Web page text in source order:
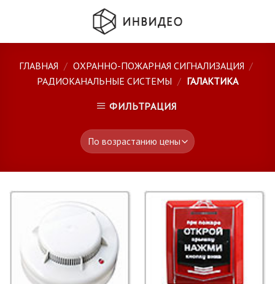
ГЛАВНАЯ / ОХРАННО-ПОЖАРНАЯ СИГНАЛИЗАЦИЯ /
РАДИОКАНАЛЬНЫЕ СИСТЕМЫ / ГАЛАКТИКА
ФИЛЬТРАЦИЯ